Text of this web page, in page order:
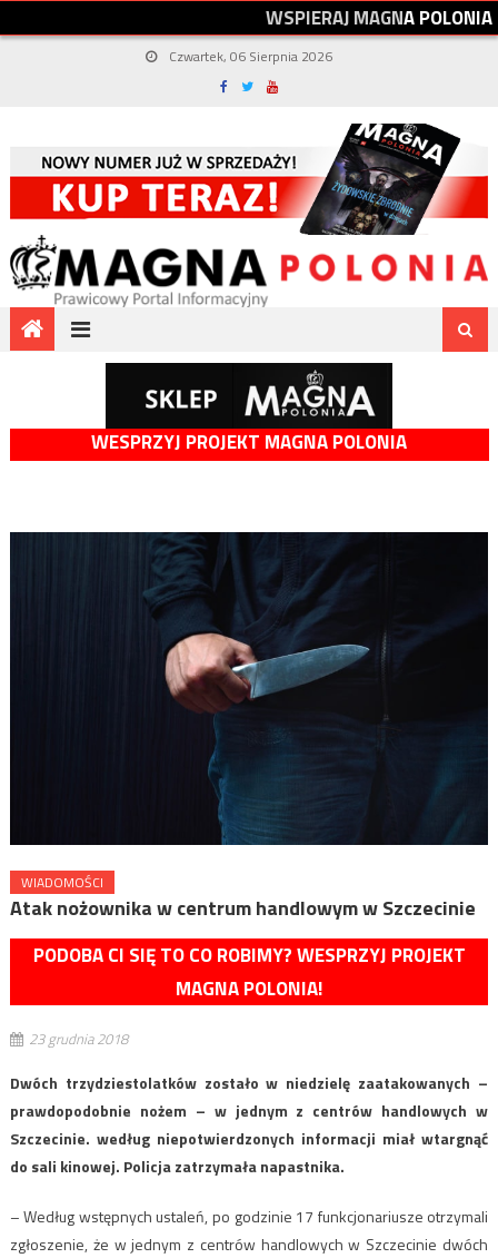
WSPIERAJMAGNAPOLONIA
Czwartek, 06 Sierpnia 2026
WESPRZYJ PROJEKT MAGNA POLONIA
WIADOMOŚCI
Atak nożownika w centrum handlowym w Szczecinie
PODOBA CI SIĘ TO CO ROBIMY? WESPRZYJ PROJEKT
MAGNA POLONIA!
23 grudnia 2018
Dwóch trzydziestolatków zostało w niedzielę zaatakowanych –
prawdopodobnie nożem – w jednym z centrów handlowych w
Szczecinie. według niepotwierdzonych informacji miał wtargnąć
do sali kinowej. Policja zatrzymała napastnika.
– Według wstępnych ustaleń, po godzinie 17 funkcjonariusze otrzymali
zgłoszenie, że w jednym z centrów handlowych w Szczecinie dwóch